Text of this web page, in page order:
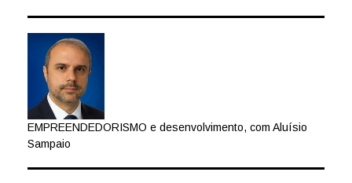
EMPREENDEDORISMO e desenvolvimento, com Aluísio
Sampaio